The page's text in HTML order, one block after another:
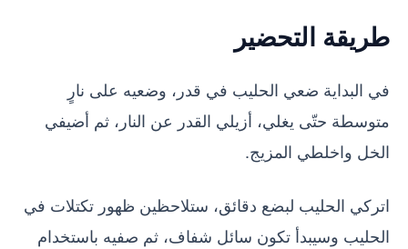
طريقة التحضير
في البداية ضعي الحليب في قدر، وضعيه على نارٍ
متوسطة حتّى يغلي، أزيلي القدر عن النار، ثم أضيفي
الخل واخلطي المزيج.
اتركي الحليب لبضع دقائق، ستلاحظين ظهور تكتلات في
الحليب وسيبدأ تكون سائل شفاف، ثم صفيه باستخدام